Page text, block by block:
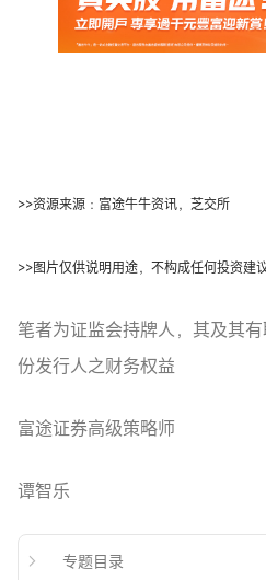
>>资源来源﹕富途牛牛资讯，芝交所
>>图片仅供说明用途，不构成任何投资建
笔者为证监会持牌人，其及其
份发行人之财务权益
富途证券高级策略师
谭智乐
专题目录